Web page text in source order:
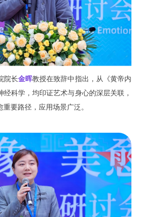
院长金晖教授在致辞中指出，从《黄帝内
科学，均印证艺术与身心的深层关联，
要路径，应用场景广泛。